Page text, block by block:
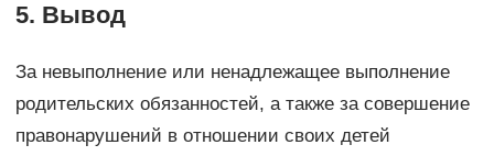
5. Вывод
За невыполнение или ненадлежащее выполнение
родительских обязанностей, а также за совершение
правонарушений в отношении своих детей